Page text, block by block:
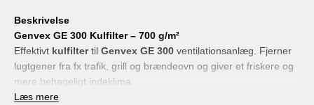
Beskrivelse
Genvex GE 300 Kulfilter – 700 g/m²
Effektivt kulfiltertil Genvex GE 300 ventilationsanlæg. Fjerner
lugtgener fra fx trafik, grill og brændeovn og giver et friskere og
mere behageligt indeklima.
Kulfilteret skal
Læs mere